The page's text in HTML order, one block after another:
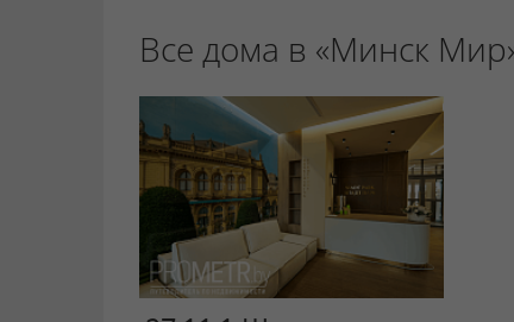
Все дома в «Минск